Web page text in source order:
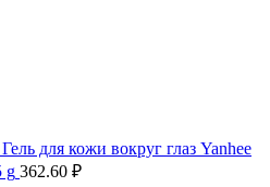
Гель для кожи вокруг глаз Yanhee
g 362.60 ₽